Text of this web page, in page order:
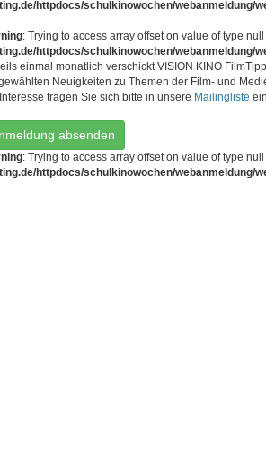
httpdocs/schulkinowochen/webanmeldung/
: Trying to access array offset on value of type
httpdocs/schulkinowochen/webanmeldung/
einmal monatlich verschickt VISION KINO
Neuigkeiten zu Themen der Film- und
tragen Sie sich bitte in unsere Mailingliste
absenden
: Trying to access array offset on value of type
httpdocs/schulkinowochen/webanmeldung/